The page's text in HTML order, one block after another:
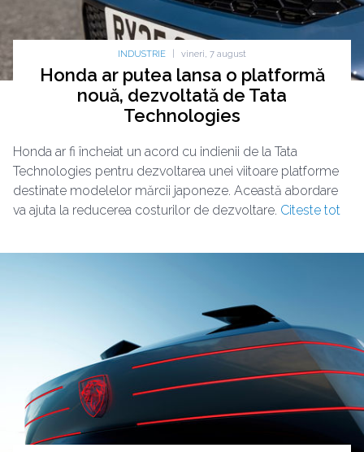
INDUSTRIE vineri, 7 august
Honda ar putea lansa o platformă
nouă, dezvoltată de Tata
Technologies
Honda ar fi încheiat un acord cu indienii de la Tata
Technologies pentru dezvoltarea unei viitoare platforme
destinate modelelor mărcii japoneze. Această abordare
va ajuta la reducerea costurilor de dezvoltare. Citeste tot